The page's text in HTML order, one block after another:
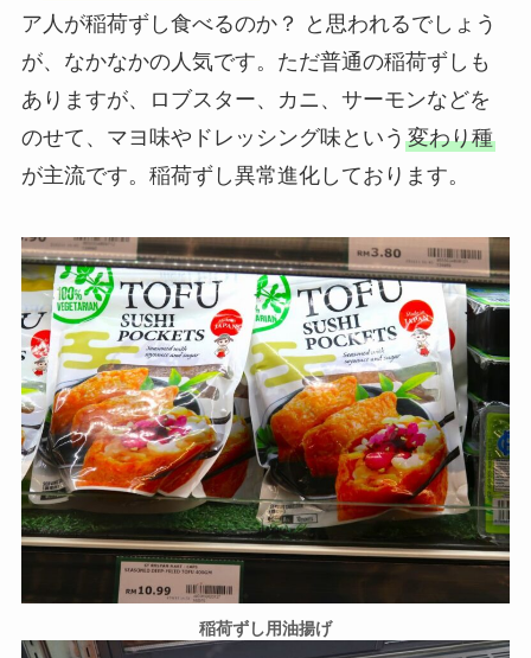
ア人が稲荷ずし食べるのか？ と思われるでしょう
が、なかなかの人気です。ただ普通の稲荷ずしも
ありますが、ロブスター、カニ、サーモンなどを
のせて、マヨ味やドレッシング味という 変わり種
が主流です。稲荷ずし異常進化しております。
稲荷ずし用油揚げ